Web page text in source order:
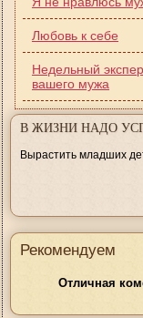
Любовь к себе
Недельный
вашего мужа
В ЖИЗНИ НАДО
Вырастить младших
Рекомендуем
Отличная